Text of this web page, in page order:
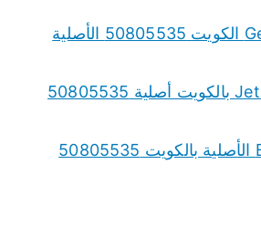
قطع غيار جيلي Geely الكويت 50805535 الأصلية
قطع غيار جيتور Jetour بالكويت أصلية 50805535
قطع غيار بايك BAIC الأصلية بالكويت 50805535